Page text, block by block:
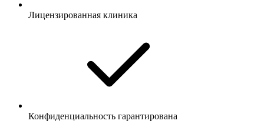
Лицензированная клиника
Конфиденциальность гарантирована